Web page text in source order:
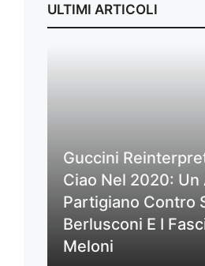
ULTIMI ARTICOLI
Guccini
Ciao Nel 2020: Un
Partigiano Contro
Berlusconi E I
Meloni